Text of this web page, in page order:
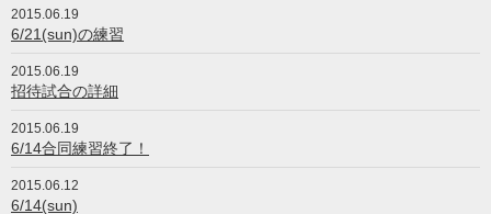
2015.06.19
6/21(sun)の練習
2015.06.19
招待試合の詳細
2015.06.19
6/14合同練習終了！
2015.06.12
6/14(sun)